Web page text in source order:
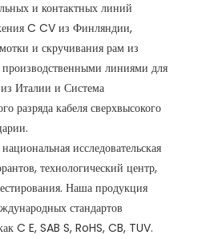
и контактных линий
C CV из Финляндии,
и скручивания рам из
линиями для
Италии и Система
разряда кабеля сверхвысокого
исследовательская
технологический центр,
Наша продукция
стандартов
C E, SAB S, RoHS, CB, TUV.